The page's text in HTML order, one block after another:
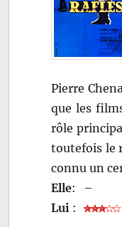
Pierre
que les
rôle
toutefois le
connu un
Elle:
–
Lui :